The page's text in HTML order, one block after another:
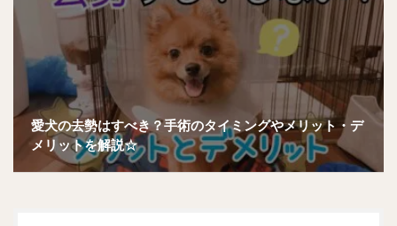
愛犬の去勢はすべき？手術のタイミングやメリット・デ
メリットを解説☆